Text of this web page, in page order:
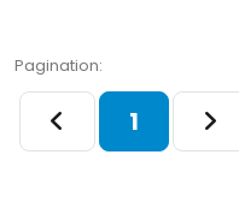
Pagination:
1